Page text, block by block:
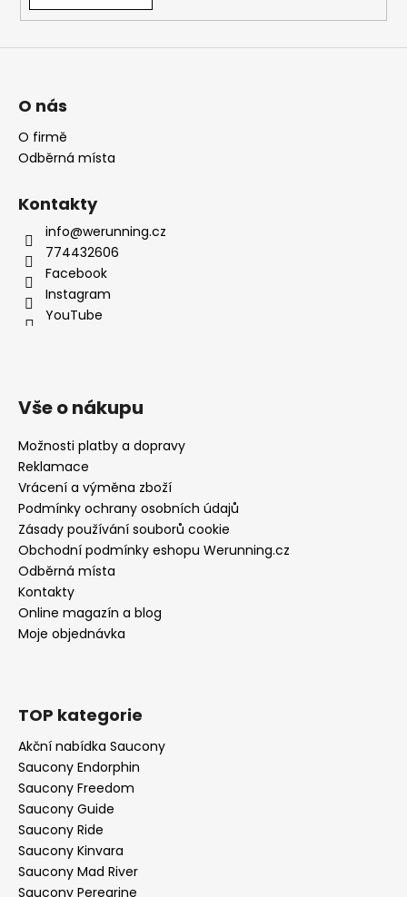
O nás
O firmě
Odběrná místa
Kontakty
info@werunning.cz
774432606
Facebook
Instagram
YouTube
Vše o nákupu
Možnosti platby a dopravy
Reklamace
Vrácení a výměna zboží
Podmínky ochrany osobních údajů
Zásady používání souborů cookie
Obchodní podmínky eshopu Werunning.cz
Odběrná místa
Kontakty
Online magazín a blog
Moje objednávka
TOP kategorie
Akční nabídka Saucony
Saucony Endorphin
Saucony Freedom
Saucony Guide
Saucony Ride
Saucony Kinvara
Saucony Mad River
Saucony Peregrine